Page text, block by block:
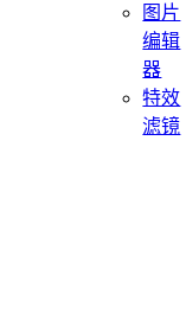
图片
编辑
器
特效
滤镜